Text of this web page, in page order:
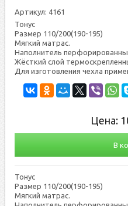
Артикул: 4161
Тонуc
Размер 110/200(190-195)
Мяг­кий мат­рас.
Наполнитель
Жёс­ткий слой
Для из­го­тов­ле­ния чех­ла
Цена:
В
Тонуc
Размер 110/200(190-195)
Мяг­кий мат­рас.